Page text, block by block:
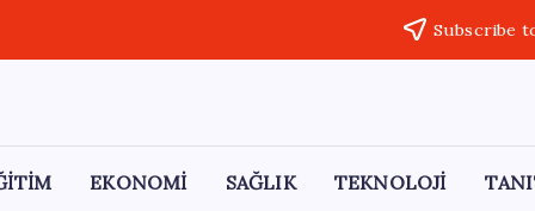
Subscribe
EKONOMİ SAĞLIK TEKNOLOJİ